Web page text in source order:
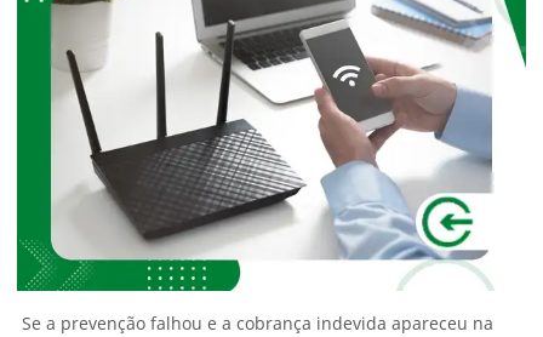
Se a prevenção falhou e a cobrança indevida apareceu na